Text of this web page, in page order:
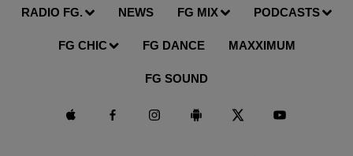
RADIO FG. NEWS FG MIX PODCASTS
FG CHIC FG DANCE MAXXIMUM
FG SOUND